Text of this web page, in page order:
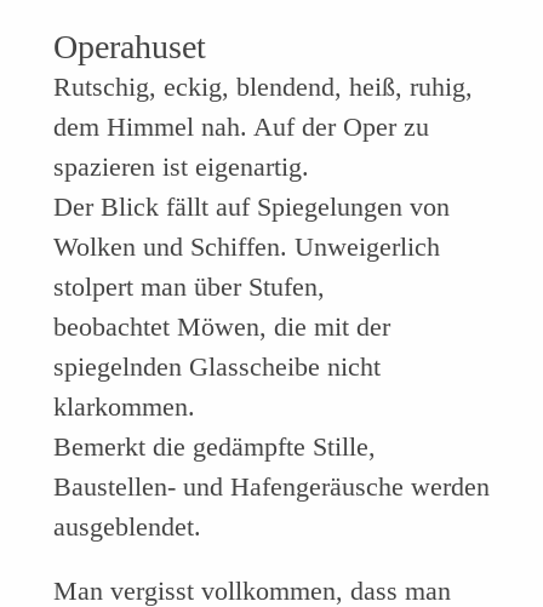
Operahuset
Rutschig, eckig, blendend, heiß, ruhig,
dem Himmel nah. Auf der Oper zu
spazieren ist eigenartig.
Der Blick fällt auf Spiegelungen von
Wolken und Schiffen. Unweigerlich
stolpert man über Stufen,
beobachtet Möwen, die mit der
spiegelnden Glasscheibe nicht
klarkommen.
Bemerkt die gedämpfte Stille,
Baustellen- und Hafengeräusche werden
ausgeblendet.
Man vergisst vollkommen, dass man